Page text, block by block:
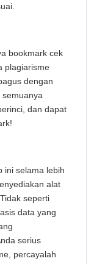
bookmark cek
plagiarisme
dengan
dan dapat
ini selama lebih
alat
seperti
data yang
serius
percayalah